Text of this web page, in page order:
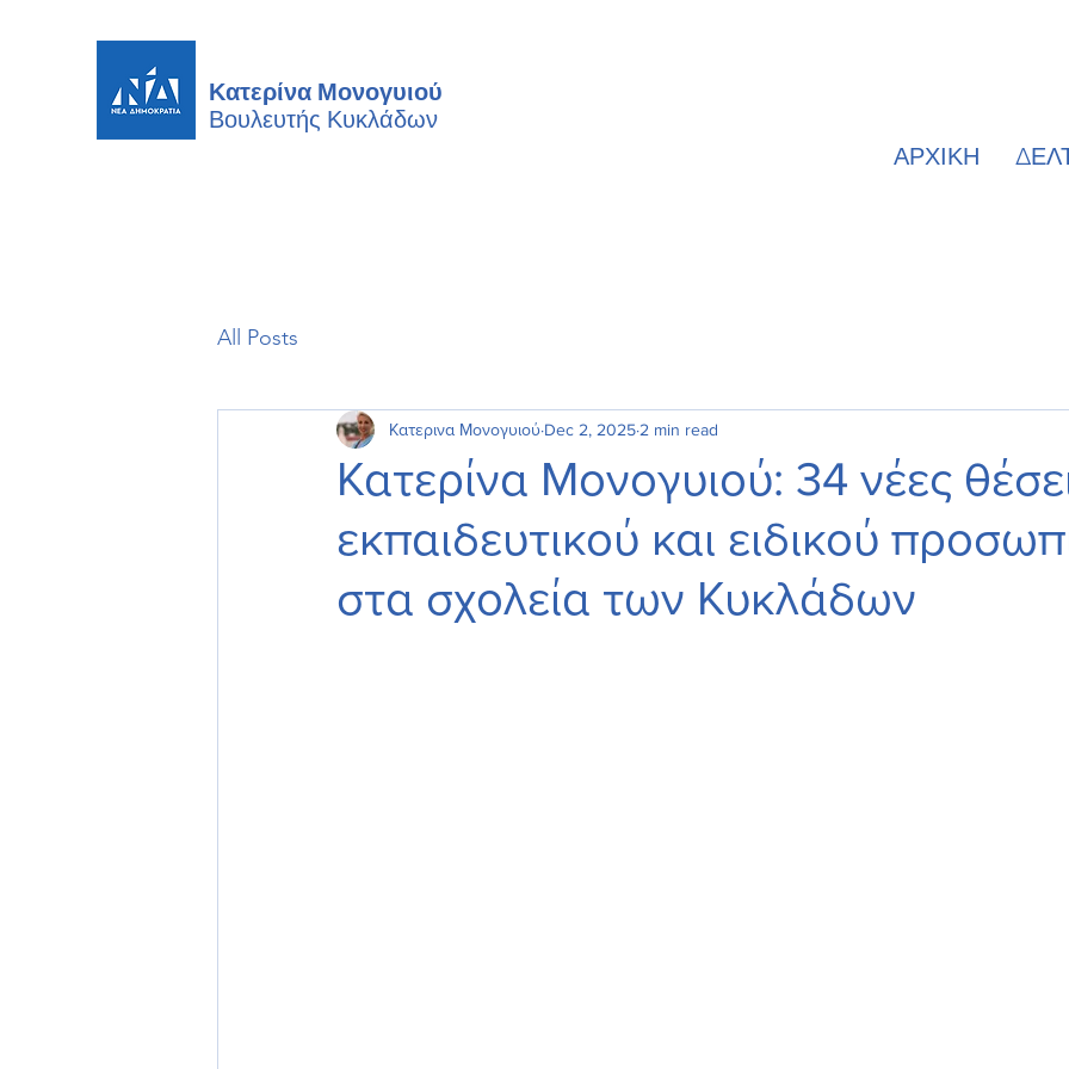
Κατερίνα Μονογυιού
Βουλευτής Κυκλάδων
ΑΡΧΙΚΗ
All Posts
Κατερίνα Μονογυιού: 34 νέες
εκπαιδευτικού και ειδικού
στα σχολεία των Κυκλάδων
Κατερινα Μονογυιού Dec 2, 2025 2 min read